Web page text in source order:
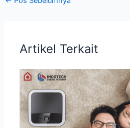
Artikel Terkait